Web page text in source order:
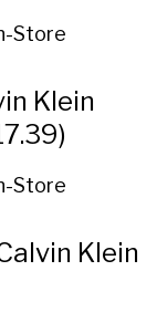
Store
Klein
Store
Klein